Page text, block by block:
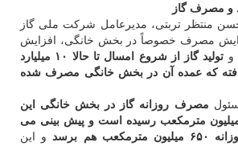
و مصرف گاز
منتظر تربتی، مدیرعامل شرکت ملی گاز
مصرف خصوصاً در بخش خانگی، افزایش
و
تولید گاز از شروع امسال تا حالا ۱۰ میلیارد
که عمده آن در بخش خانگی مصرف شده
مصرف روزانه گاز در بخش خانگی این
به حدود ۶۰۰ میلیون مترمکعب رسیده است و پیش بینی می
هم برسد
و این